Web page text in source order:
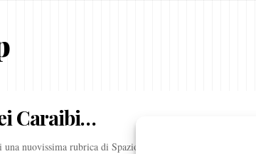
Caraibi…
nuovissima rubrica di Spazio Tennis, che si ripromette di…